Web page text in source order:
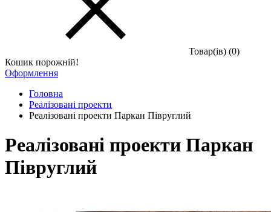
Товар(iв) (0)
Кошик порожній!
Оформлення
Головна
Реалізовані проекти
Реалізовані проекти Паркан Півруглий
Реалізовані проекти Паркан
Півруглий